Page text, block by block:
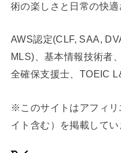
術の楽しさと日常の快適
AWS認定(CLF, SAA,
MLS)、基本情報技術者
全確保支援士、TOEIC
※このサイトはアフィ
イト含む）を掲載してい